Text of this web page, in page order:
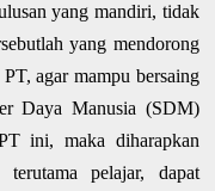
yang mandiri, tidak
yang mendorong
agar mampu bersaing
Daya Manusia (SDM)
ini, maka diharapkan
pelajar, dapat